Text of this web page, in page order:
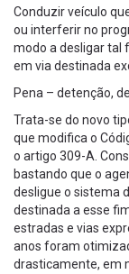
Conduzir veículo
ou interferir no
modo a desligar tal
em via destinada
Pena – detenção,
Trata-se do novo
que modifica o
o artigo 309-A.
bastando que o
desligue o sistema
destinada a esse
estradas e vias
anos foram
drasticamente, em